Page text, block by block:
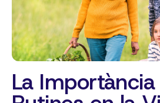
La